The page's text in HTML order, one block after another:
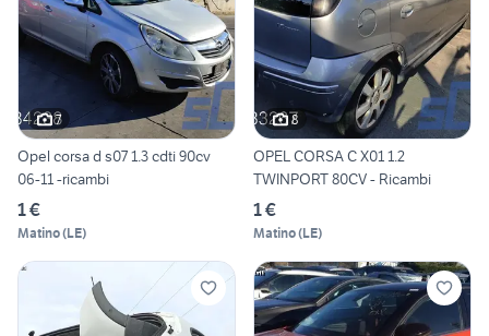
7
Opel corsa d s07 1.3 cdti 90cv
06-11 -ricambi
1 €
Matino(LE)
8
OPEL CORSA C X01 1.2
TWINPORT 80CV - Ricambi
1 €
Matino(LE)